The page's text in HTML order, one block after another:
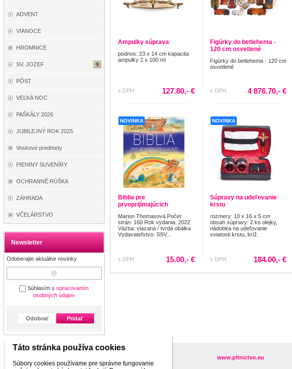
ADVENT
VIANOCE
HROMNICE
SV. JOZEF
PÔST
VEĽKÁ NOC
PAŠKÁLY 2026
JUBILEJNÝ ROK 2025
Voskové predmety
PIENINY SUVENÍRY
OCHRANNÉ RÚŠKA
ZÁHRADA
VČELÁRSTVO
Newsletter
Odoberajte aktuálne novinky
Súhlasím sspracovaním
osobných údajov
Odobrať Pridať
Ampulky súprava
podnos: 23 x 14 cm kapacita
ampulky 2 x 100 ml
s DPH 127.80,- €
Figúrky do betlehema -
120 cm osvetlené
Figúrky do betlehema - 120 cm
osvetlené
s DPH 4 876.70,- €
NOVINKA
Biblia pre
prvoprijímajúcich
Marion Thomasová Počet
strán: 160 Rok vydania: 2022
Väzba: viazaná / tvrdá obálka
Vydavateľstvo: SSV...
s DPH 15.00,- €
NOVINKA
Súpravy na udeľovanie
krstu
rozmery: 10 x 16 x 5 cm
obsah súpravy: 2 ks olejky,
nádobka na udeľovanie
sviatosti krstu, kríž.
s DPH 184.00,- €
www.pltnictvo.eu
Táto stránka používa cookies
Súbory cookies používame pre správne fungovanie